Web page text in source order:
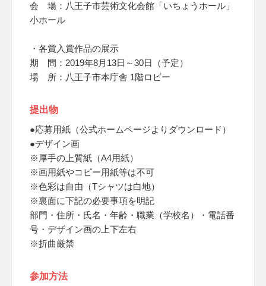
会 場：八王子市芸術文化会館「いちょうホール」
小ホール
・各賞入賞作品の展示
期 間：2019年8月13日～30日（予定）
場 所：八王子市本庁舎 1階ロビー
提出物
●応募用紙（公式ホームページよりダウンロード）
●デザイン画
※厚手の上質紙（A4用紙）
※画用紙やコピー用紙等は不可
※色彩は自由（Tシャツは白地）
※裏面に下記の必要事項を明記
部門・住所・氏名・年齢・職業（学校名）・電話番
号・デザイン画の上下左右
※折曲厳禁
参加方法